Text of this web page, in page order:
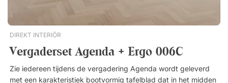
flexibiliteit.
DIREKT INTERIÖR
Vergaderset Agenda + Ergo 006C
Zie iedereen tijdens de vergadering Agenda wordt geleverd
met een karakteristiek bootvormig tafelblad dat in het midden